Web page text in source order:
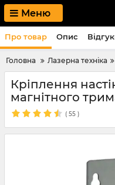
Меню
Головна Лазерна техніка
Кріплення
магнітного
( 55 )
Про товар Опис